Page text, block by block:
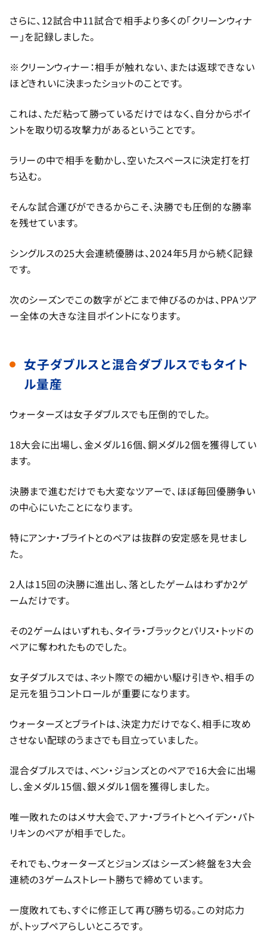
さらに、12試合中11試合で相手より多くの「クリーンウィナ
ー」を記録しました。
※クリーンウィナー：相手が触れない、または返球できない
ほどきれいに決まったショットのことです。
これは、ただ粘って勝っているだけではなく、自分からポイ
ントを取り切る攻撃力があるということです。
ラリーの中で相手を動かし、空いたスペースに決定打を打
ち込む。
そんな試合運びができるからこそ、決勝でも圧倒的な勝率
を残せています。
シングルスの25大会連続優勝は、2024年5月から続く記録
です。
次のシーズンでこの数字がどこまで伸びるのかは、PPAツア
ー全体の大きな注目ポイントになります。
女子ダブルスと混合ダブルスでもタイト
ル量産
ウォーターズは女子ダブルスでも圧倒的でした。
18大会に出場し、金メダル16個、銅メダル2個を獲得してい
ます。
決勝まで進むだけでも大変なツアーで、ほぼ毎回優勝争い
の中心にいたことになります。
特にアンナ・ブライトとのペアは抜群の安定感を見せまし
た。
2人は15回の決勝に進出し、落としたゲームはわずか2ゲ
ームだけです。
その2ゲームはいずれも、タイラ・ブラックとパリス・トッドの
ペアに奪われたものでした。
女子ダブルスでは、ネット際での細かい駆け引きや、相手の
足元を狙うコントロールが重要になります。
ウォーターズとブライトは、決定力だけでなく、相手に攻め
させない配球のうまさでも目立っていました。
混合ダブルスでは、ベン・ジョンズとのペアで16大会に出場
し、金メダル15個、銀メダル1個を獲得しました。
唯一敗れたのはメサ大会で、アナ・ブライトとヘイデン・パト
リキンのペアが相手でした。
それでも、ウォーターズとジョンズはシーズン終盤を3大会
連続の3ゲームストレート勝ちで締めています。
一度敗れても、すぐに修正して再び勝ち切る。この対応力
が、トップペアらしいところです。